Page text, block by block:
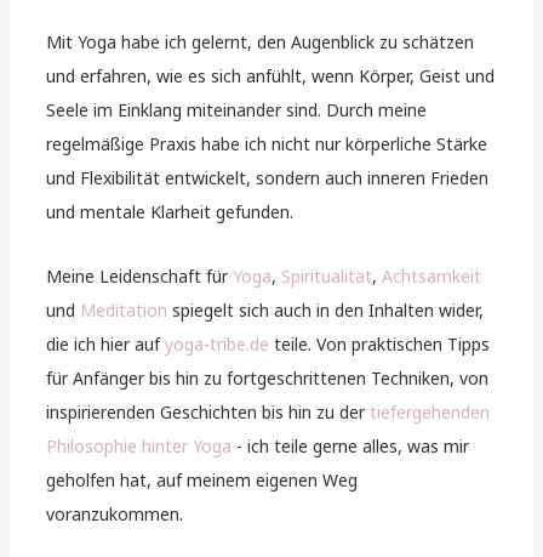
Mit Yoga habe ich gelernt, den Augenblick zu schätzen
und erfahren, wie es sich anfühlt, wenn Körper, Geist und
Seele im Einklang miteinander sind. Durch meine
regelmäßige Praxis habe ich nicht nur körperliche Stärke
und Flexibilität entwickelt, sondern auch inneren Frieden
und mentale Klarheit gefunden.
Meine Leidenschaft für Yoga, Spiritualität,Achtsamkeit
und Meditation spiegelt sich auch in den Inhalten wider,
die ich hier aufyoga-tribe.de teile. Von praktischen Tipps
für Anfänger bis hin zu fortgeschrittenen Techniken, von
inspirierenden Geschichten bis hin zu der tiefergehenden
Philosophie hinter Yoga - ich teile gerne alles, was mir
geholfen hat, auf meinem eigenen Weg
voranzukommen.